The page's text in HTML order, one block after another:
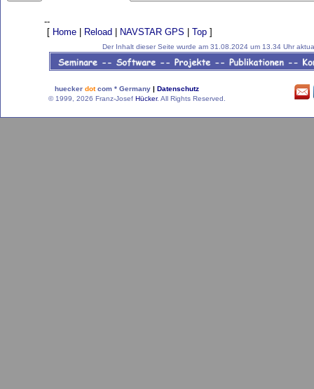
--
[ Home Reload NAVSTAR GPS Top ]
Der Inhalt dieser Seite wurde am 31.08.2024 um 13.34 Uhr
huecker dotcom * Germany | Datenschutz
© 1999, 2026 Franz-Josef Hücker. All Rights Reserved.